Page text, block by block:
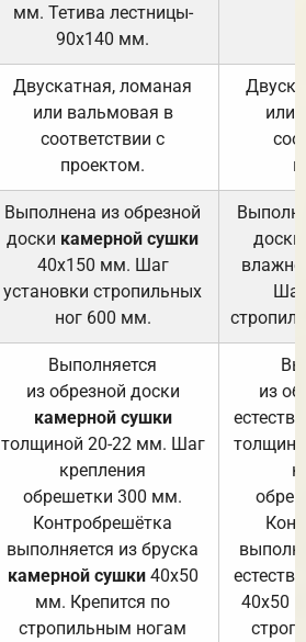
мм. Тетива лестницы-
90х140 мм.
Двускатная, ломаная
или вальмовая в
соответствии с
проектом.
или
Выполнена из обрезной
доски камерной сушки
40х150 мм. Шаг
установки стропильных
ног 600 мм.
доски
Выполняется
из обрезной доски
камерной сушки
толщиной 20-22 мм. Шаг
крепления
обрешетки 300 мм.
Контробрешётка
выполняется из бруска
камерной сушки40х50
мм. Крепится по
стропильным ногам
из
40х50